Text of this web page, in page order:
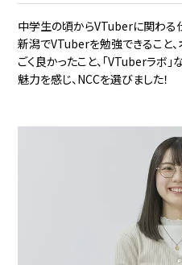
中学生の頃からVTuberに関わる
新潟でVTuberを勉強できること
ごく良かったこと、「VTuberラボ
魅力を感じ、NCCを選びました！